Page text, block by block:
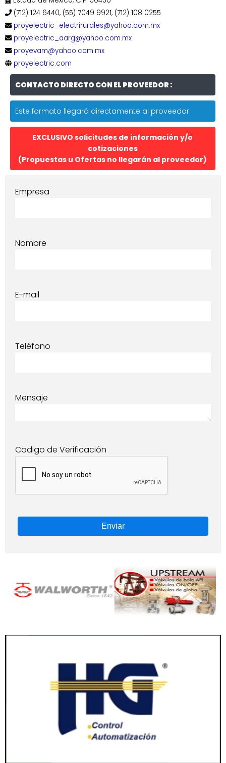
(712) 124 6440, (55) 7049 9921, (712) 108 0255
proyelectric_electrirurales@yahoo.com.mx
proyelectric_aarg@yahoo.com.mx
proyevam@yahoo.com.mx
proyelectric.com
CONTACTO DIRECTO CON EL PROVEEDOR :
Este formato llegará directamente al proveedor
EXCLUSIVO solicitudes de información y/o
cotizaciones
(Propuestas u Ofertas no llegarán al proveedor)
Empresa
Nombre
E-mail
Teléfono
Mensaje
Codigo de Verificación
Enviar